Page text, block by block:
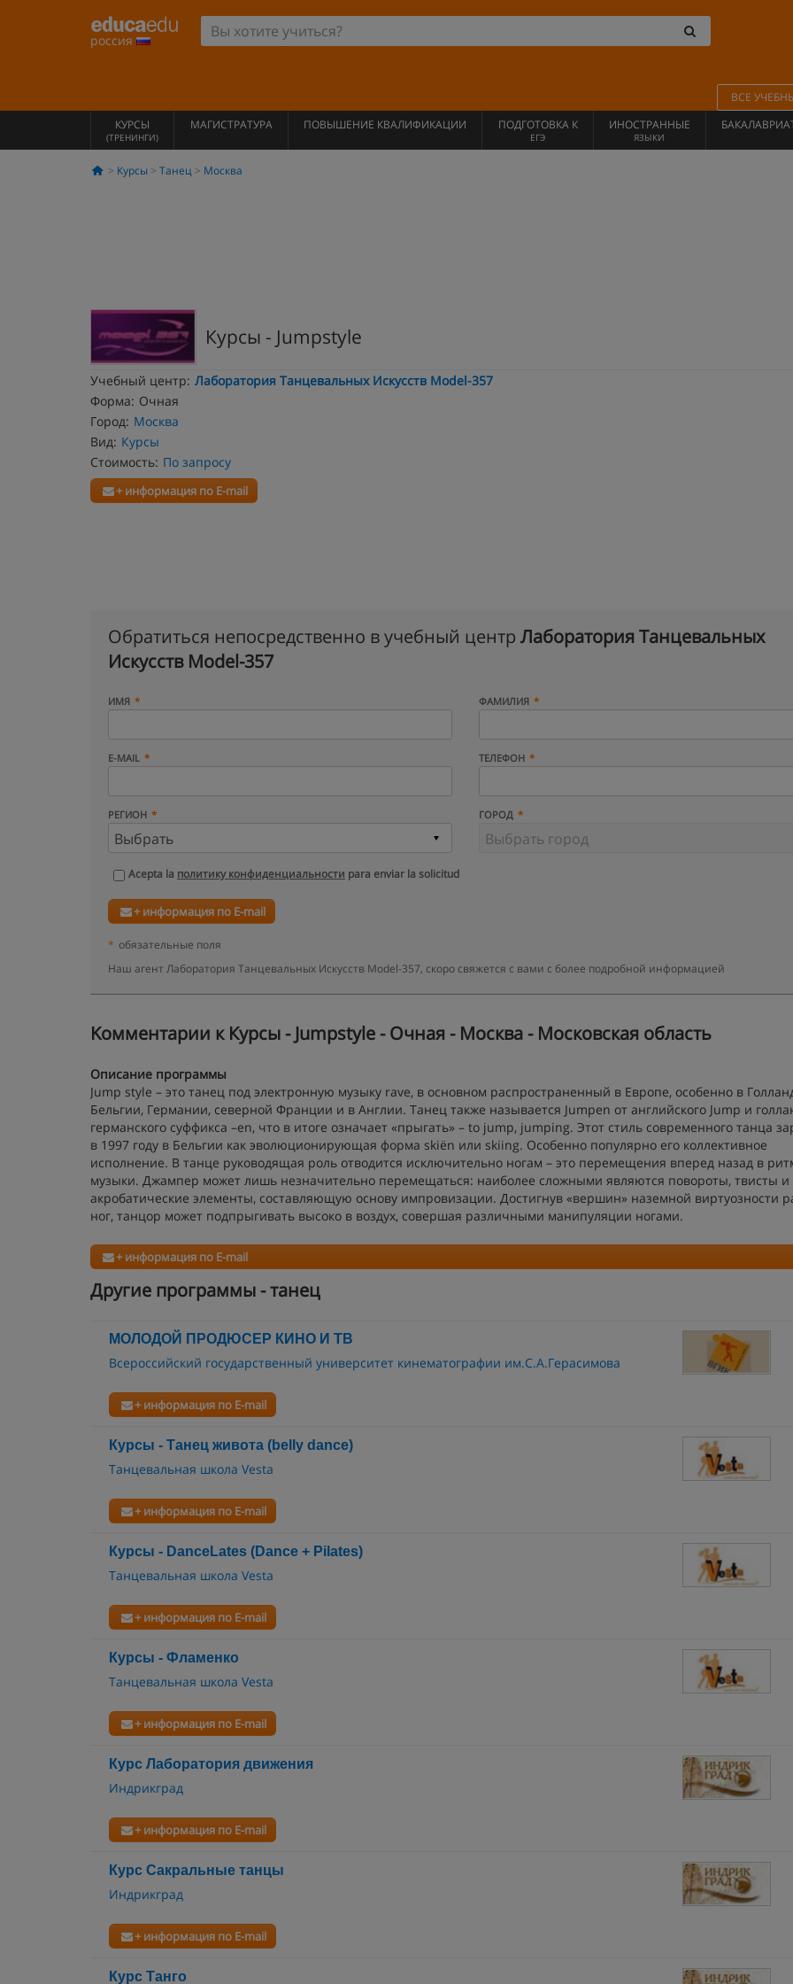
россия
ВСЕ
КУРСЫ
(ТРЕНИНГИ)
МАГИСТРАТУРА ПОВЫШЕНИЕ КВАЛИФИКАЦИИ ПОДГОТОВКА К
ЕГЭ
ИНОСТРАННЫЕ
ЯЗЫКИ
Курсы Танец Москва
Курсы - Jumpstyle
Учебный центр: Лаборатория Танцевальных Искусств Model-357
Форма: Очная
Город: Москва
Вид: Курсы
Стоимость: По запросу
+ информация по E-mail
Обратиться непосредственно в учебный центр Лаборатория Танцевальных
Искусств Model-357
ИМЯ ФАМИЛИЯ
E-MAIL ТЕЛЕФОН
РЕГИОН ГОРОД
Acepta la политику конфиденциальности para enviar la solicitud
+ информация по E-mail
* обязательные поля
Наш агент Лаборатория Танцевальных Искусств Model-357, скоро свяжется с вами с более подробной информацией
Kомментарии к Курсы - Jumpstyle - Очная - Москва - Московская область
Описание программы
Jump style – это танец под электронную музыку rave, в основном распространенный в Европе, особенно в
Бельгии, Германии, северной Франции и в Англии. Танец также называется Jumpen от английского Jump и
германского суффикса –en, что в итоге означает «прыгать» – to jump, jumping. Этот стиль современного танца
в 1997 году в Бельгии как эволюционирующая форма skiën или skiing. Особенно популярно его коллективное
исполнение. В танце руководящая роль отводится исключительно ногам – это перемещения вперед назад в
музыки. Джампер может лишь незначительно перемещаться: наиболее сложными являются повороты, твисты
акробатические элементы, составляющую основу импровизации. Достигнув «вершин» наземной виртуозности
ног, танцор может подпрыгивать высоко в воздух, совершая различными манипуляции ногами.
+ информация по E-mail
Другие программы - танец
МОЛОДОЙ ПРОДЮСЕР КИНО И ТВ
Всероссийский государственный университет кинематографии им.С.А.Герасимова
+ информация по E-mail
Курсы - Танец живота (belly dance)
Танцевальная школа Vesta
+ информация по E-mail
Курсы - DanceLates (Dance + Pilates)
Танцевальная школа Vesta
+ информация по E-mail
Курсы - Фламенко
Танцевальная школа Vesta
+ информация по E-mail
Курс Лаборатория движения
Индрикград
+ информация по E-mail
Курс Сакральные танцы
Индрикград
+ информация по E-mail
Курс Танго